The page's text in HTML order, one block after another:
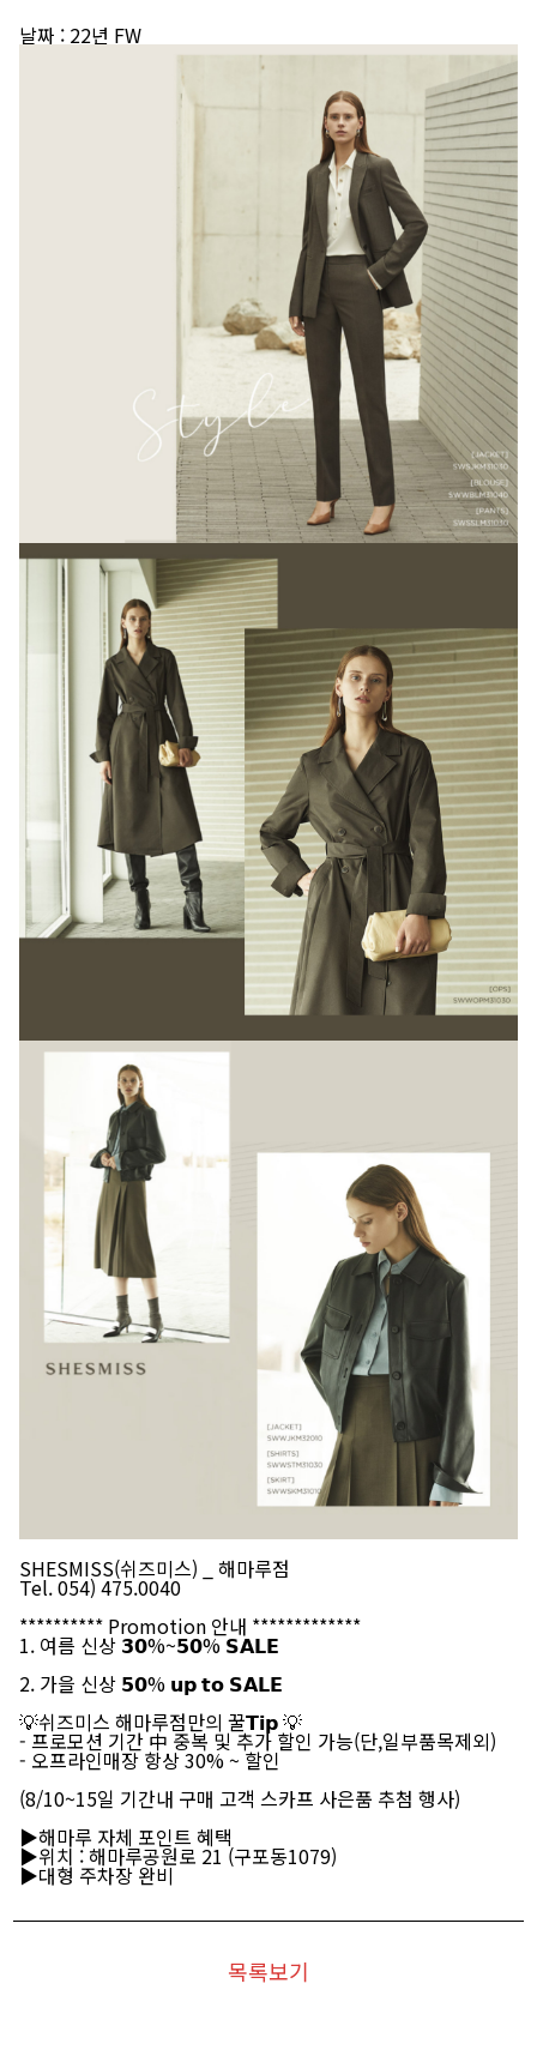
날짜 : 22년 FW
SHESMISS(쉬즈미스) _ 해마루점
Tel. 054) 475.0040
********** Promotion 안내 *************
1. 여름 신상 𝟯𝟬%~𝟱𝟬% 𝗦𝗔𝗟𝗘
2. 가을 신상 𝟱𝟬% 𝘂𝗽 𝘁𝗼 𝗦𝗔𝗟𝗘
💡쉬즈미스 해마루점만의 꿀𝗧𝗶𝗽 💡
- 프로모션 기간 中 중복 및 추가 할인 가능(단,일부품목제외)
- 오프라인매장 항상 30% ~ 할인
(8/10~15일 기간내 구매 고객 스카프 사은품 추첨 행사)
▶해마루 자체 포인트 혜택
▶위치 : 해마루공원로 21 (구포동1079)
▶대형 주차장 완비
목록보기